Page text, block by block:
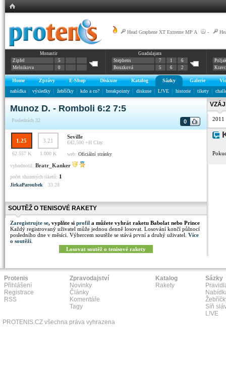
Head Graphene XT Extreme MP A -
Monastir
Zipfel
5
Melnikova
0
Guadalajara
Stephens
7 1
6
Bouzková
5 6 2
Home Zprávy E-Shop Diskuze Katalog Sázky Galerie
nabídka
výsledky žebříčky kdo a co? breakpointy diskuse L!VE historie tikety
Munoz D. - Romboli 6:2 7:5
Posledních 32 0
1.25 3.21
Seville
€42,500 +H Clay
62.557 K
1.000 K web: Oficiální stránky
vyhodnotil: Bratr_Kanker
počet shozených tiketů: 1
JirkaParoubek 33.28
SOUTĚŽ O TENISOVÉ RAKETY
Zaregistrujte se, vyplňte si profil a můžete vyhrát raketu Babolat nebo Prince
Každý registrovaný uživatel může jednou denně losovat. Losování končí půlnocí
posledního dne v měsíci. Výhercem soutěže se stává první a druhý uživatel. Více
o soutěži
Losovat soutěž o tenisové rakety
2011
Protenis
Přihlášení
Registrace
RSS
Zpravodajství
Novinky
Články
Komentáře
Tagy
Katalog
Rakety
Sázky
Síň
L!VE
PROTENIS.CZ všechna práva vyhrazena